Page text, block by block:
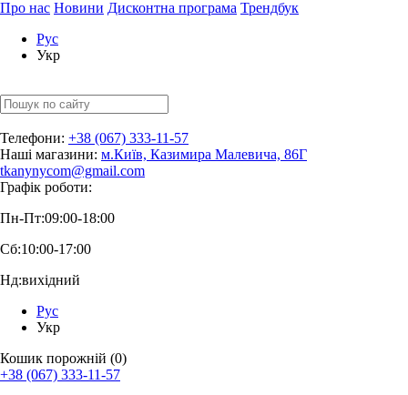
Про нас Новини Дисконтна програма Трендбук
Рус
Укр
Телефони: +38 (067) 333-11-57
Наші магазини: м.Київ, Казимира Малевича, 86Г
tkanynycom@gmail.com
Графік роботи:
Пн-Пт:09:00-18:00
Сб:10:00-17:00
Нд:вихідний
Рус
Укр
Кошик порожній (0)
+38 (067) 333-11-57